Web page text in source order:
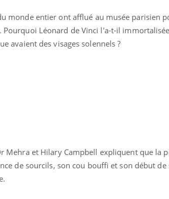
monde entier ont afflué au musée parisien
Léonard de Vinci l'a-t-il
avaient des visages solennels ?
Mehra et Hilary Campbell expliquent que la
de sourcils, son cou bouffi et son début